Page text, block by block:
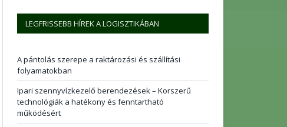
LEGFRISSEBB HÍREK A LOGISZTIKÁBAN
A pántolás szerepe a raktározási és szállítási
folyamatokban
Ipari szennyvízkezelő berendezések – Korszerű
technológiák a hatékony és fenntartható
működésért